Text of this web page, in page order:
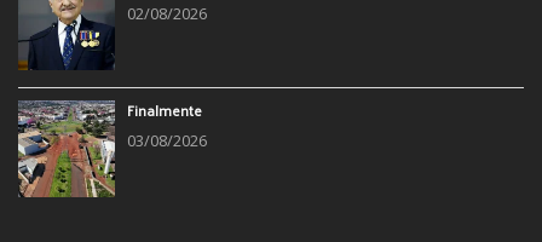
02/08/2026
Finalmente
03/08/2026